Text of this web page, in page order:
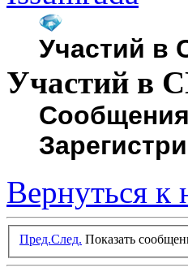
Участий в
Участий в
Вернуться к
Пред.След. Показать